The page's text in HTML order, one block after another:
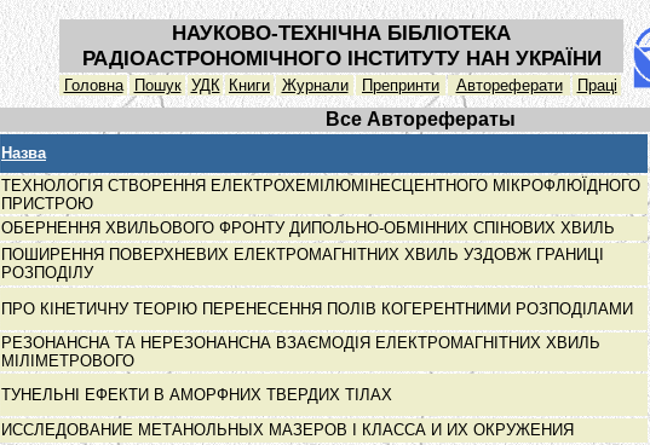
НАУКОВО-ТЕХНІЧНА БІБЛІОТЕКА
РАДІОАСТРОНОМІЧНОГО ІНСТИТУТУ НАН УКРАЇНИ
Головна Пошук УДК Книги Журнали Препринти Автореферати Праці
Все Авторефераты
Назва
ТЕХНОЛОГІЯ СТВОРЕННЯ ЕЛЕКТРОХЕМІЛЮМІНЕСЦЕНТНОГО МІКРОФЛЮЇДНОГО
ПРИСТРОЮ
ОБЕРНЕННЯ ХВИЛЬОВОГО ФРОНТУ ДИПОЛЬНО-ОБМІННИХ СПІНОВИХ ХВИЛЬ
ПОШИРЕННЯ ПОВЕРХНЕВИХ ЕЛЕКТРОМАГНІТНИХ ХВИЛЬ УЗДОВЖ ГРАНИЦІ
РОЗПОДІЛУ
ПРО КІНЕТИЧНУ ТЕОРІЮ ПЕРЕНЕСЕННЯ ПОЛІВ КОГЕРЕНТНИМИ РОЗПОДІЛАМИ
РЕЗОНАНСНА ТА НЕРЕЗОНАНСНА ВЗАЄМОДІЯ ЕЛЕКТРОМАГНІТНИХ ХВИЛЬ
МІЛІМЕТРОВОГО
ТУНЕЛЬНІ ЕФЕКТИ В АМОРФНИХ ТВЕРДИХ ТІЛАХ
ИССЛЕДОВАНИЕ МЕТАНОЛЬНЫХ МАЗЕРОВ І КЛАССА И ИХ ОКРУЖЕНИЯ